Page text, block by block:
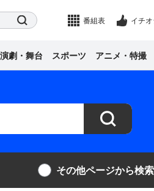
検索 番組表 イチ
演劇・舞台 スポーツ アニメ・特撮
その他ページから検索